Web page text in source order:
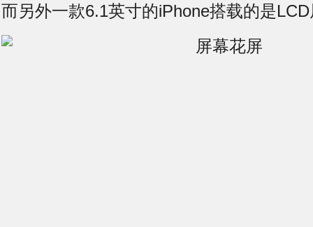
而另外一款6.1英寸的iPhone搭载的是